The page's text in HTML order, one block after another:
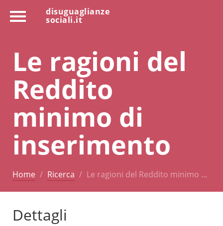
disuguaglianze
sociali.it
Le ragioni del
Reddito
minimo di
inserimento
Home Ricerca Le ragioni del Reddito minimo …
Dettagli